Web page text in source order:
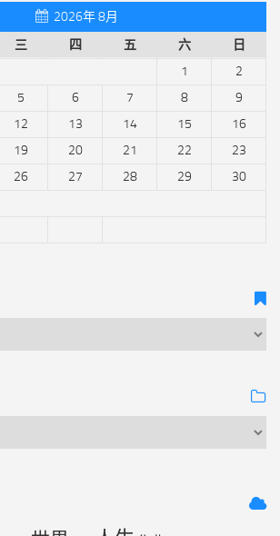
2026年 8月
三 四 五 六 日
1
2
5 6 7 8
9
12 13 14 15
16
19 20 21 22
23
26 27 28 29
30